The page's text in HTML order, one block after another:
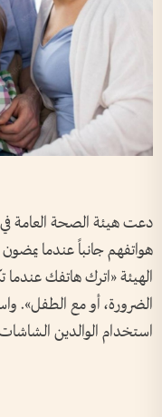
دعت هيئة الصحة العامة
هواتفهم جانباً عندما
الهيئة «اترك هاتفك
الضرورة، أو مع الطفل».
استخدام الوالدين